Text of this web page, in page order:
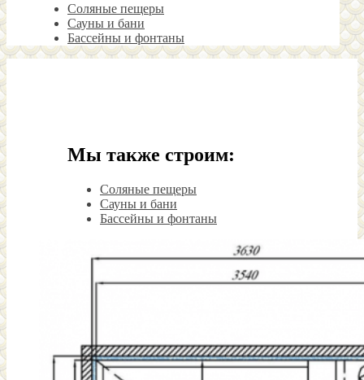
Соляные пещеры
Сауны и бани
Бассейны и фонтаны
Мы также строим:
Соляные пещеры
Сауны и бани
Бассейны и фонтаны